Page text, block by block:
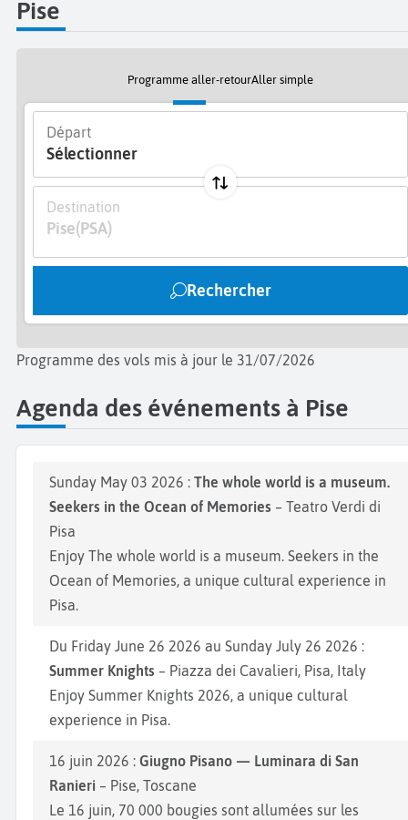
15ème siècle ou bien la Cittadella Nuova. Enfin, ne
manquez pas l’Église Santo Stefano dei Cavalieri,située
vacances à Pise !
Pise
Programme aller-retourAller simple
Départ
Sélectionner
Destination
Pise(PSA)
Rechercher
Programme des vols mis à jour le 31/07/2026
Agenda des événements à Pise
Sunday May 03 2026 : The whole world is a museum.
Seekers in the Ocean of Memories – Teatro Verdi di
Pisa
Enjoy The whole world is a museum. Seekers in the
Ocean of Memories, a unique cultural experience in
Pisa.
Du Friday June 26 2026 au Sunday July 26 2026 :
Summer Knights – Piazza dei Cavalieri, Pisa, Italy
Enjoy Summer Knights 2026, a unique cultural
experience in Pisa.
16 juin 2026 : Giugno Pisano — Luminara di San
Ranieri – Pise, Toscane
Le 16 juin, 70 000 bougies sont allumées sur les